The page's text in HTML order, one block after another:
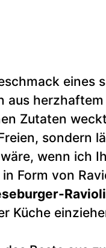
eines
aus
Zutaten
sondern
wenn ich
Form von
Ravioli
Küche